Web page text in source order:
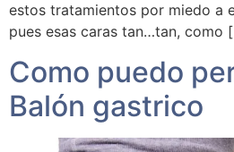
estos tratamientos por miedo a
pues esas caras tan…tan, como
Como puedo
Balón gastrico